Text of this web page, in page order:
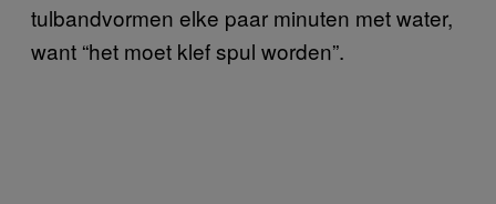
tulbandvormen elke paar minuten met water,
want “het moet klef spul worden”.